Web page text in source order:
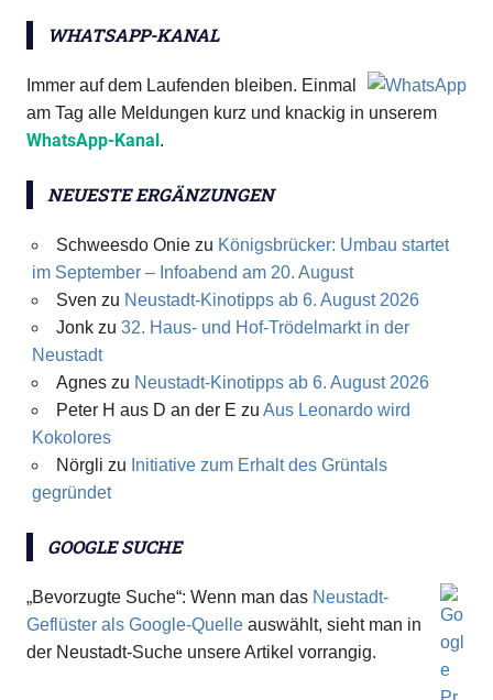
WHATSAPP-KANAL
Immer auf dem Laufenden bleiben. Einmal
am Tag alle Meldungen kurz und knackig in unserem
WhatsApp-Kanal .
NEUESTE ERGÄNZUNGEN
Schweesdo Oniezu Königsbrücker: Umbau startet
im September – Infoabend am 20. August
Sven zu Neustadt-Kinotipps ab 6. August 2026
Jonkzu 32. Haus- und Hof-Trödelmarkt in der
Neustadt
Agneszu Neustadt-Kinotipps ab 6. August 2026
Peter H aus D an der E zu Aus Leonardo wird
Kokolores
Nörgli zu Initiative zum Erhalt des Grüntals
gegründet
GOOGLE SUCHE
„Bevorzugte Suche“: Wenn man das Neustadt-
Geflüster als Google-Quelle auswählt, sieht man in
der Neustadt-Suche unsere Artikel vorrangig.